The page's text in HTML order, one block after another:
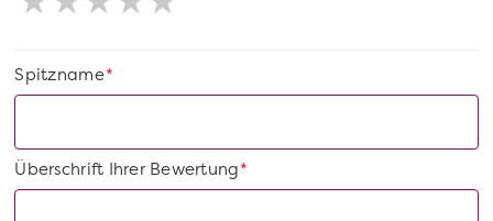
*
Spitzname
*
Überschrift Ihrer Bewertung